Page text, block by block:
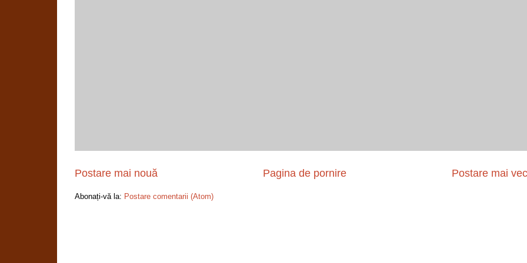
Postare mai nouă Postare mai
Pagina de pornire
Abonați-vă la: Postare comentarii (Atom)